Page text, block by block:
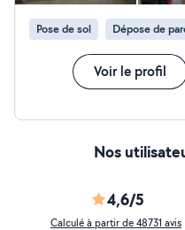
Pose de sol Dépose de
Voir le profil
Nos
4,6/5
Calculé à partir de 48731 avis